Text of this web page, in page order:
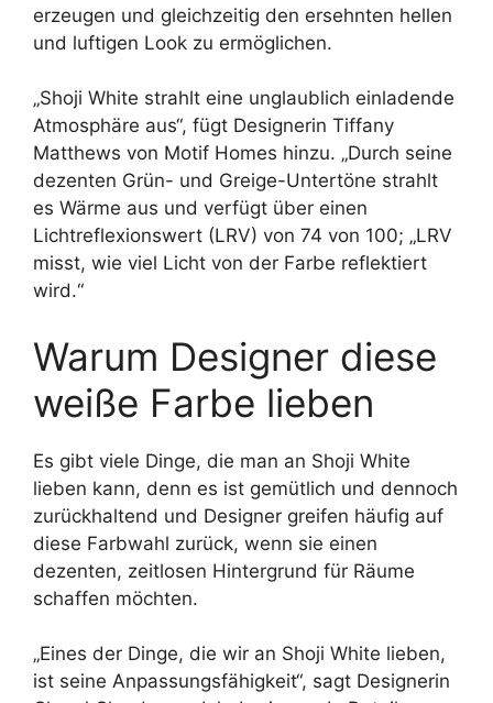
erzeugen und gleichzeitig den ersehnten hellen
und luftigen Look zu ermöglichen.
„Shoji White strahlt eine unglaublich einladende
Atmosphäre aus“, fügt Designerin Tiffany
Matthews von Motif Homes hinzu. „Durch seine
dezenten Grün- und Greige-Untertöne strahlt
es Wärme aus und verfügt über einen
Lichtreflexionswert (LRV) von 74 von 100; „LRV
misst, wie viel Licht von der Farbe reflektiert
wird.“
Warum Designer diese
weiße Farbe lieben
Es gibt viele Dinge, die man an Shoji White
lieben kann, denn es ist gemütlich und dennoch
zurückhaltend und Designer greifen häufig auf
diese Farbwahl zurück, wenn sie einen
dezenten, zeitlosen Hintergrund für Räume
schaffen möchten.
„Eines der Dinge, die wir an Shoji White lieben,
ist seine Anpassungsfähigkeit“, sagt Designerin